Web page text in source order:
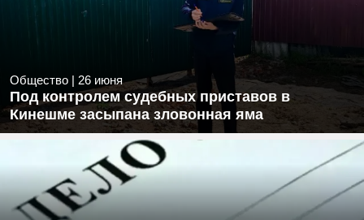
Общество | 26 июня
Под контролем судебных приставов в
Кинешме засыпана зловонная яма